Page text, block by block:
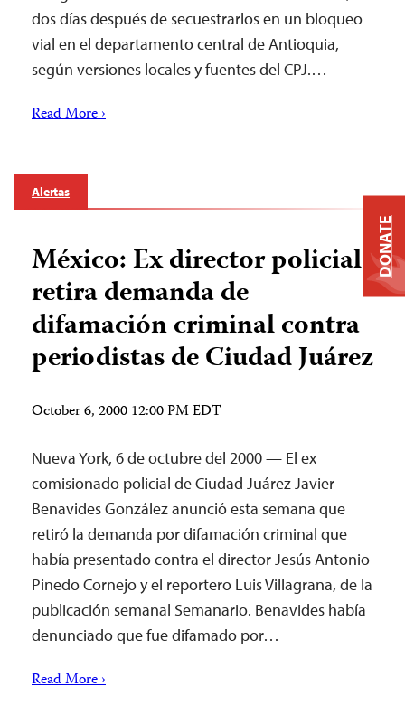
dos días después de secuestrarlos en un bloqueo
vial en el departamento central de Antioquia,
según versiones locales y fuentes del CPJ.…
Read More ›
Alertas
México: Ex director policial
retira demanda de
difamación criminal contra
periodistas de Ciudad Juárez
October 6, 2000 12:00 PM EDT
Nueva York, 6 de octubre del 2000 — El ex
comisionado policial de Ciudad Juárez Javier
Benavides González anunció esta semana que
retiró la demanda por difamación criminal que
había presentado contra el director Jesús Antonio
Pinedo Cornejo y el reportero Luis Villagrana, de la
publicación semanal Semanario. Benavides había
denunciado que fue difamado por…
Read More ›
DONATE